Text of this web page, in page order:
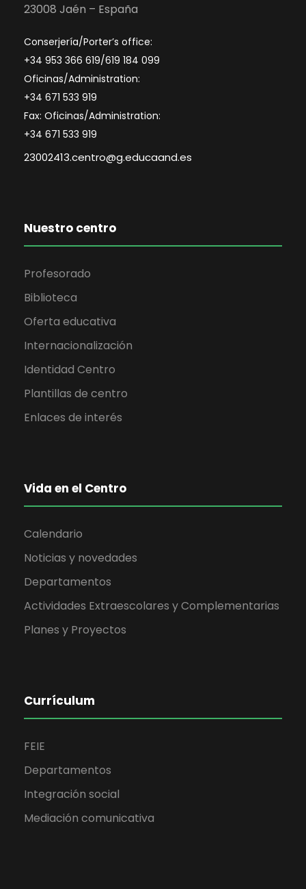
23008 Jaén – España
Conserjería/Porter’s office:
+34 953 366 619/619 184 099
Oficinas/Administration:
+34 671 533 919
Fax: Oficinas/Administration:
+34 671 533 919
23002413.centro@g.educaand.es
Nuestro centro
Profesorado
Biblioteca
Oferta educativa
Internacionalización
Identidad Centro
Plantillas de centro
Enlaces de interés
Vida en el Centro
Calendario
Noticias y novedades
Departamentos
Actividades Extraescolares y Complementarias
Planes y Proyectos
Currículum
FEIE
Departamentos
Integración social
Mediación comunicativa